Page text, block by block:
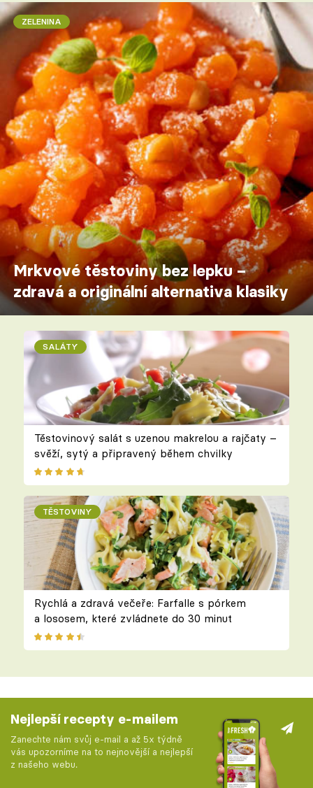
ZELENINA
Mrkvové těstoviny bez lepku –
zdravá a originální alternativa klasiky
SALÁTY
Těstovinový salát s uzenou makrelou a rajčaty –
svěží, sytý a připravený během chvilky
TĚSTOVINY
Rychlá a zdravá večeře: Farfalle s pórkem
a lososem, které zvládnete do 30 minut
Nejlepší recepty e-mailem
Zanechte nám svůj e-mail a až 5x týdně
vás upozorníme na to nejnovější a nejlepší
z našeho webu.